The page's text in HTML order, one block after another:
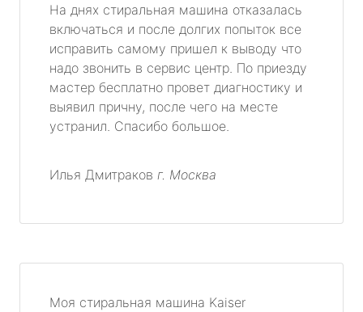
На днях стиральная машина отказалась
включаться и после долгих попыток все
исправить самому пришел к выводу что
надо звонить в сервис центр. По приезду
мастер бесплатно провет диагностику и
выявил причну, после чего на месте
устранил. Спасибо большое.
Илья Дмитраков г. Москва
Моя стиральная машина Kaiser